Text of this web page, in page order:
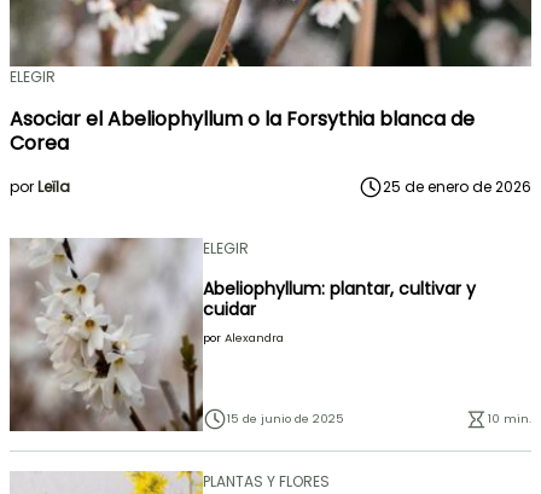
ELEGIR
Asociar el Abeliophyllum o la Forsythia blanca de
Corea
porLeïla 25 de enero de 2026
ELEGIR
Abeliophyllum: plantar, cultivar y
cuidar
por Alexandra
15 de junio de 2025 10 min.
PLANTAS Y FLORES